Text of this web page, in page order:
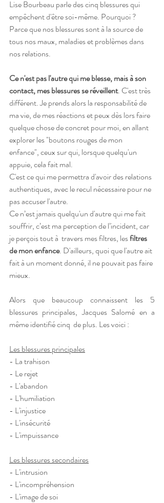
Lise Bourbeau parle des cinq blessures qui
empêchent d'être soi-même. Pourquoi ?
Parce que nos blessures sont à la source de
tous nos maux, maladies et problèmes dans
nos relations.
Ce n'est pas l'autre qui me blesse, mais à son
contact, mes blessures se réveillent. C'est très
différent. Je prends alors la responsabilité de
ma vie, de mes réactions et peux dès lors faire
quelque chose de concret pour moi, en allant
explorer les "boutons rouges de mon
enfance", ceux sur qui, lorsque quelqu'un
appuie, cela fait mal.
C'est ce qui me permettra d'avoir des relations
authentiques, avec le recul nécessaire pour ne
pas accuser l'autre.
Ce n’est jamais quelqu'un d'autre qui me fait
souffrir, c’est ma perception de l’incident, car
je perçois tout à  travers mes filtres, les filtres
de mon enfance. D'ailleurs, quoi que l'autre ait
fait à un moment donné, il ne pouvait pas faire
mieux.
Alors que beaucoup connaissent les 5
blessures principales, Jacques Salomé en a
même identifié cinq  de plus. Les voici :
Les blessures principales
- La trahison
- Le rejet
- L'abandon
- L'humiliation
- L'injustice
- L'insécurité
- L'impuissance
Les blessures secondaires
- L'intrusion
- L'incompréhension
- L'image de soi